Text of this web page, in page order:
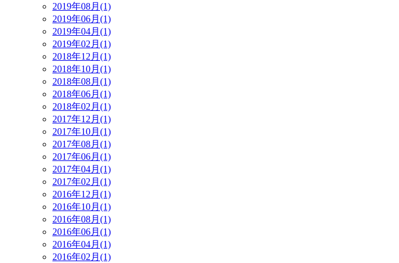
2019年08月(1)
2019年06月(1)
2019年04月(1)
2019年02月(1)
2018年12月(1)
2018年10月(1)
2018年08月(1)
2018年06月(1)
2018年02月(1)
2017年12月(1)
2017年10月(1)
2017年08月(1)
2017年06月(1)
2017年04月(1)
2017年02月(1)
2016年12月(1)
2016年10月(1)
2016年08月(1)
2016年06月(1)
2016年04月(1)
2016年02月(1)